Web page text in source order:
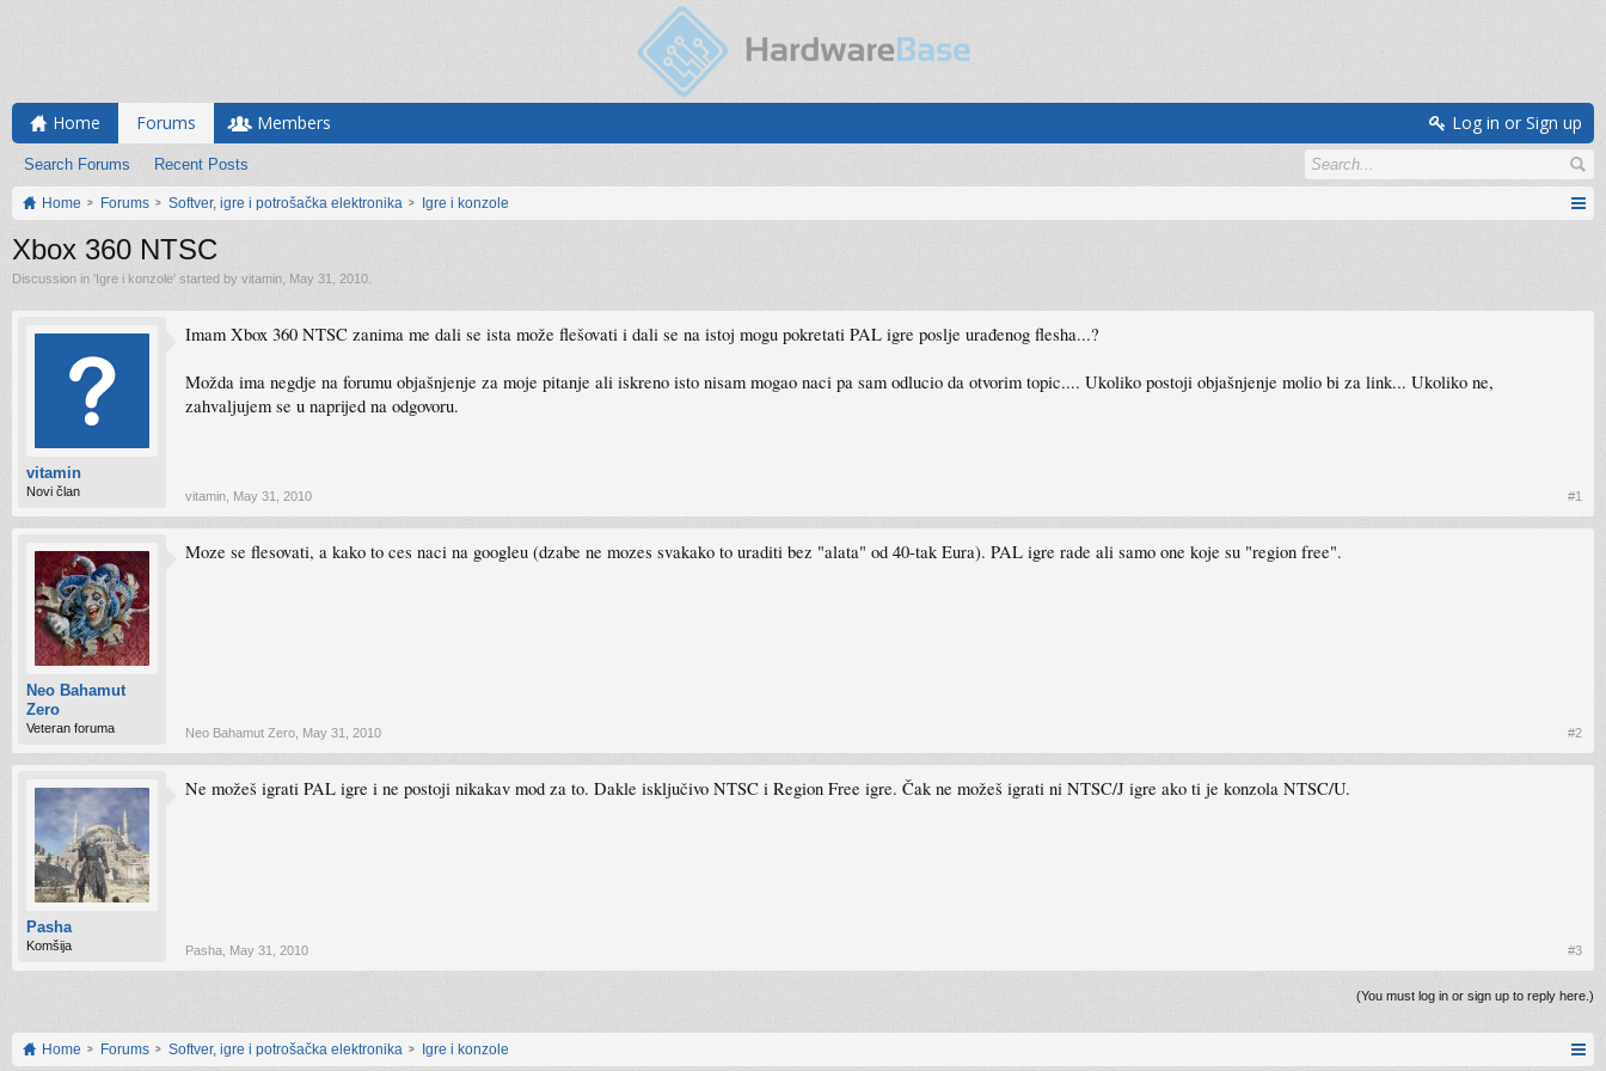
Home Forums
Search Forums Recent Posts
Members Log in or Sign up
Home Forums Softver, igre i potrošačka elektronika Igre i konzole
Xbox 360 NTSC
Discussion in 'Igre i konzole' started by vitamin May 31, 2010
vitamin
Novi član
Imam Xbox 360 NTSC zanima me dali se ista može flešovati i dali se na istoj mogu pokretati PAL igre poslje urađenog flesha...?
Možda ima negdje na forumu objašnjenje za moje pitanje ali iskreno isto nisam mogao naci pa sam odlucio da otvorim topic.... Ukoliko postoji objašnjenje molio bi za link... Ukoliko ne,
zahvaljujem se u naprijed na odgovoru.
vitamin May 31, 2010 #1
Neo Bahamut
Zero
Veteran foruma
Moze se flesovati, a kako to ces naci na googleu (dzabe ne mozes svakako to uraditi bez "alata" od 40-tak Eura). PAL igre rade ali samo one koje su "region free".
Neo Bahamut Zero May 31, 2010 #2
Pasha
Komšija
Ne možeš igrati PAL igre i ne postoji nikakav mod za to. Dakle isključivo NTSC i Region Free igre. Čak ne možeš igrati ni NTSC/J igre ako ti je konzola NTSC/U.
Pasha May 31, 2010 #3
(You must log in or sign up to reply here.)
Home Forums Softver, igre i potrošačka elektronika Igre i konzole